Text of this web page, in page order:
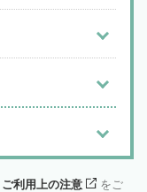
利用上の注意
をご